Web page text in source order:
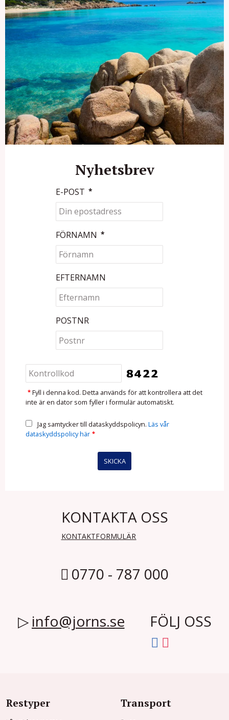
Nyhetsbrev
E-POST *
FÖRNAMN *
EFTERNAMN
POSTNR
* Fyll i denna kod. Detta används för att kontrollera att det
inte är en dator som fyller i formulär automatiskt.
Jag samtycker till dataskyddspolicyn. Läs vår
dataskyddspolicy här *
KONTAKTA OSS
KONTAKTFORMULÄR
0770 - 787 000
info@jorns.se FÖLJ OSS
Restyper Transport